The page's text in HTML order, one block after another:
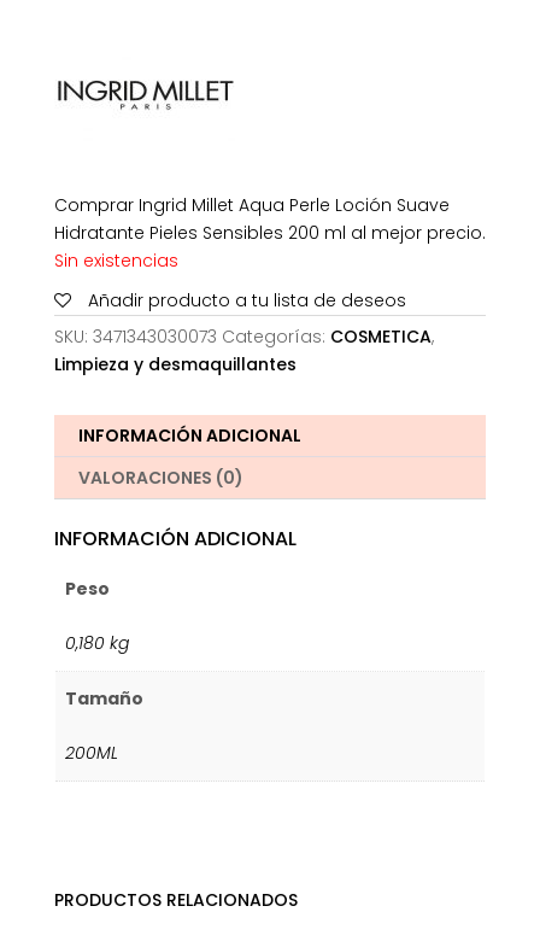
Comprar Ingrid Millet Aqua Perle Loción Suave
Hidratante Pieles Sensibles 200 ml al mejor precio.
Sin existencias
Añadir producto a tu lista de deseos
SKU: 3471343030073 Categorías: COSMETICA,
Limpieza y desmaquillantes
INFORMACIÓN ADICIONAL
VALORACIONES (0)
INFORMACIÓN ADICIONAL
Peso
0,180 kg
Tamaño
200ML
PRODUCTOS RELACIONADOS